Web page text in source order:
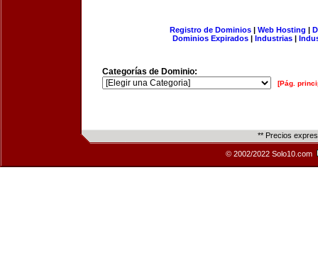
Registro de Dominios| Web Hosting |
Dominios Expirados | Industrias |
Categorías de Dominio:
[Pág.
** Precios
© 2002/2022 Solo10.com